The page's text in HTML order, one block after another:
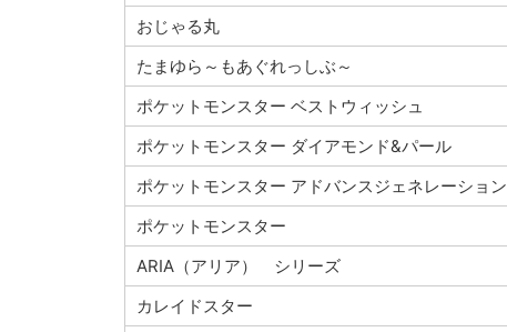
おじゃる丸
たまゆら～もあぐれっしぶ～
ポケットモンスター ベストウィッシュ
ポケットモンスター ダイアモンド&パール
ポケットモンスター アドバンスジェネレーション
ポケットモンスター
ARIA（アリア） シリーズ
カレイドスター